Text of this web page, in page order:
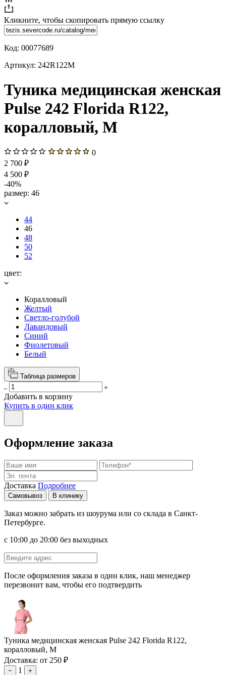
Кликните, чтобы скопировать прямую ссылку
Код: 00077689
Артикул: 242R122M
Туника медицинская женская
Pulse 242 Florida R122,
коралловый, M
0
2 700 ₽
4 500 ₽
-40%
размер: 46
44
46
48
50
52
цвет:
Коралловый
Желтый
Светло-голубой
Лавандовый
Синий
Фиолетовый
Белый
Таблица размеров
Добавить в корзину
Купить в один клик
Оформление заказа
Доставка Подробнее
Самовывоз В клинику
Заказ можно забрать из шоурума или со склада в Санкт-
Петербурге.
с 10:00 до 20:00 без выходных
После оформления заказа в один клик, наш менеджер
перезвонит вам, чтобы его подтвердить
Туника медицинская женская Pulse 242 Florida R122,
коралловый, M
Доставка: от 250 ₽
− 1 +